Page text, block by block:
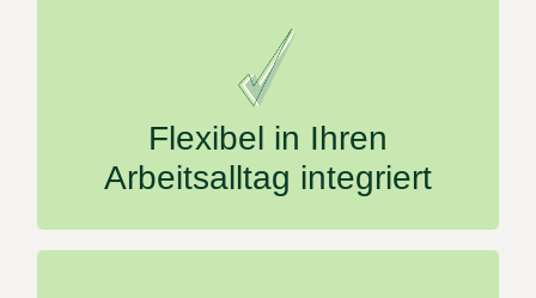
Flexibel in Ihren
Arbeitsalltag integriert
Gesundheitsmaßnahmen vor Ort oder